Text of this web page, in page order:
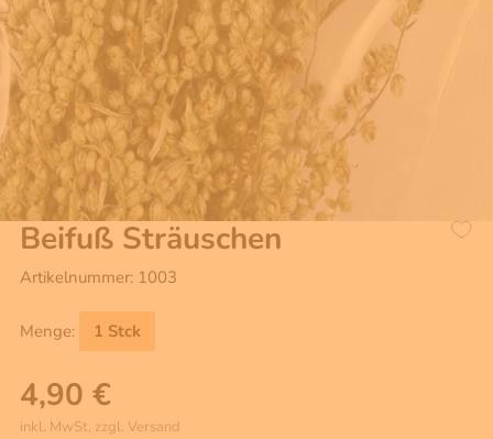
Beifuß Sträuschen
Artikelnummer: 1003
Menge: 1 Stck
4,90 €
inkl. MwSt, zzgl. Versand